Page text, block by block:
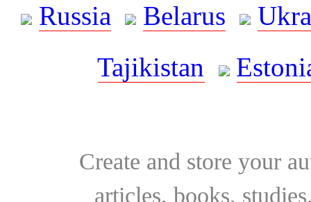
Russia
Belarus
Tajikistan
Create and store your
articles, books,